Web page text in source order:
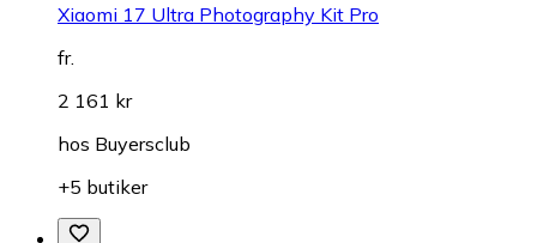
Xiaomi 17 Ultra Photography Kit Pro
fr.
2 161 kr
hos Buyersclub
+5 butiker